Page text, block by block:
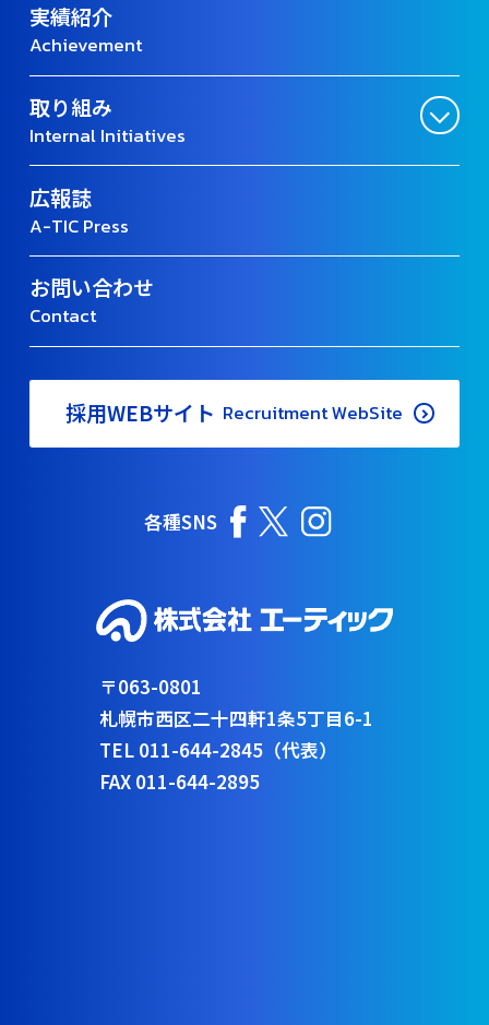
実績紹介
Achievement
取り組み
Internal Initiatives
広報誌
A-TIC Press
お問い合わせ
Contact
採用WEBサイト Recruitment WebSite
各種SNS
〒063-0801
札幌市西区二十四軒1条5丁目6-1
TEL 011-644-2845（代表）
FAX 011-644-2895